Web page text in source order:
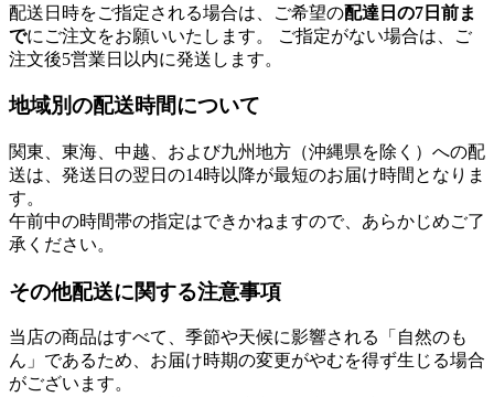
配送日時をご指定される場合は、ご希望の配達日の7日前ま
でにご注文をお願いいたします。 ご指定がない場合は、ご
注文後5営業日以内に発送します。
地域別の配送時間について
関東、東海、中越、および九州地方（沖縄県を除く）への配
送は、発送日の翌日の14時以降が最短のお届け時間となりま
す。
午前中の時間帯の指定はできかねますので、あらかじめご了
承ください。
その他配送に関する注意事項
当店の商品はすべて、季節や天候に影響される「自然のも
ん」であるため、お届け時期の変更がやむを得ず生じる場合
がございます。